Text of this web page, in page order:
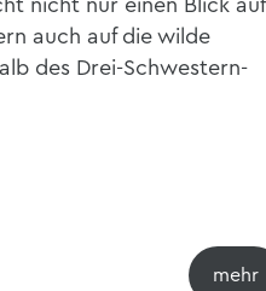
nicht nur einen Blick auf
auch auf die wilde
des Drei-Schwestern-